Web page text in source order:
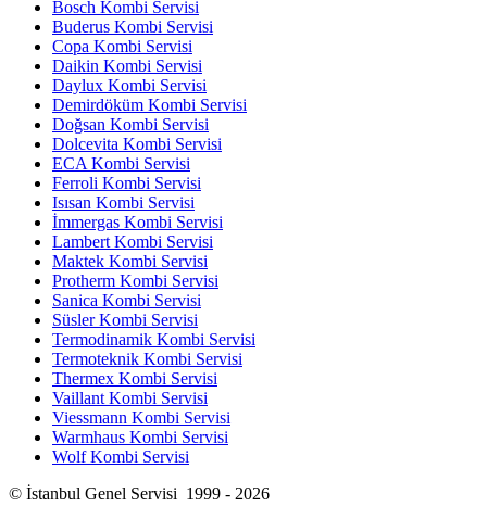
Bosch Kombi Servisi
Buderus Kombi Servisi
Copa Kombi Servisi
Daikin Kombi Servisi
Daylux Kombi Servisi
Demirdöküm Kombi Servisi
Doğsan Kombi Servisi
Dolcevita Kombi Servisi
ECA Kombi Servisi
Ferroli Kombi Servisi
Isısan Kombi Servisi
İmmergas Kombi Servisi
Lambert Kombi Servisi
Maktek Kombi Servisi
Protherm Kombi Servisi
Sanica Kombi Servisi
Süsler Kombi Servisi
Termodinamik Kombi Servisi
Termoteknik Kombi Servisi
Thermex Kombi Servisi
Vaillant Kombi Servisi
Viessmann Kombi Servisi
Warmhaus Kombi Servisi
Wolf Kombi Servisi
© İstanbul Genel Servisi 1999 - 2026